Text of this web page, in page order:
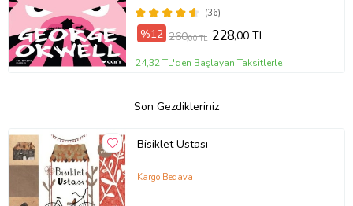
(36)
%12 260,00 TL 228,00 TL
24,32 TL'den Başlayan Taksitlerle
Son Gezdikleriniz
Bisiklet Ustası
Kargo Bedava